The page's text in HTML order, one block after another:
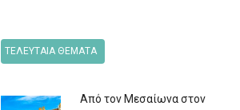
ΤΕΛΕΥΤΑΙΑ ΘΕΜΑΤΑ
Από τον Μεσαίωνα στον